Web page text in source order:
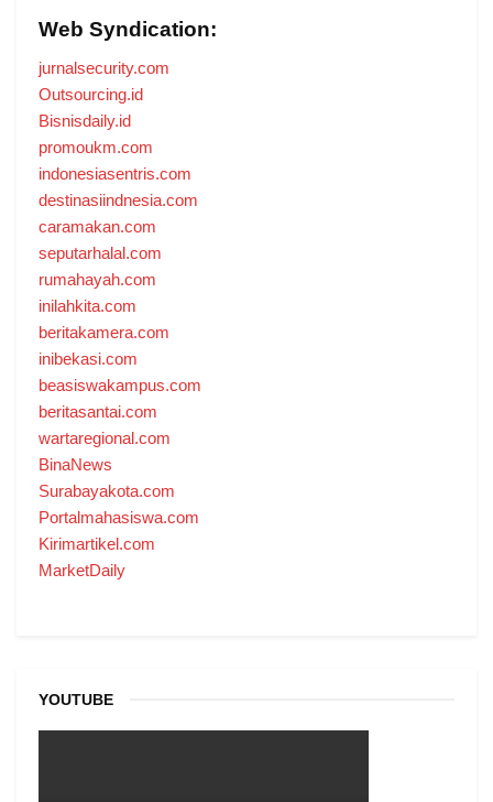
Web Syndication:
jurnalsecurity.com
Outsourcing.id
Bisnisdaily.id
promoukm.com
indonesiasentris.com
destinasiindnesia.com
caramakan.com
seputarhalal.com
rumahayah.com
inilahkita.com
beritakamera.com
inibekasi.com
beasiswakampus.com
beritasantai.com
wartaregional.com
BinaNews
Surabayakota.com
Portalmahasiswa.com
Kirimartikel.com
MarketDaily
YOUTUBE